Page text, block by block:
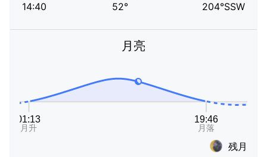
14:40 52° 204°SSW
月亮
残月